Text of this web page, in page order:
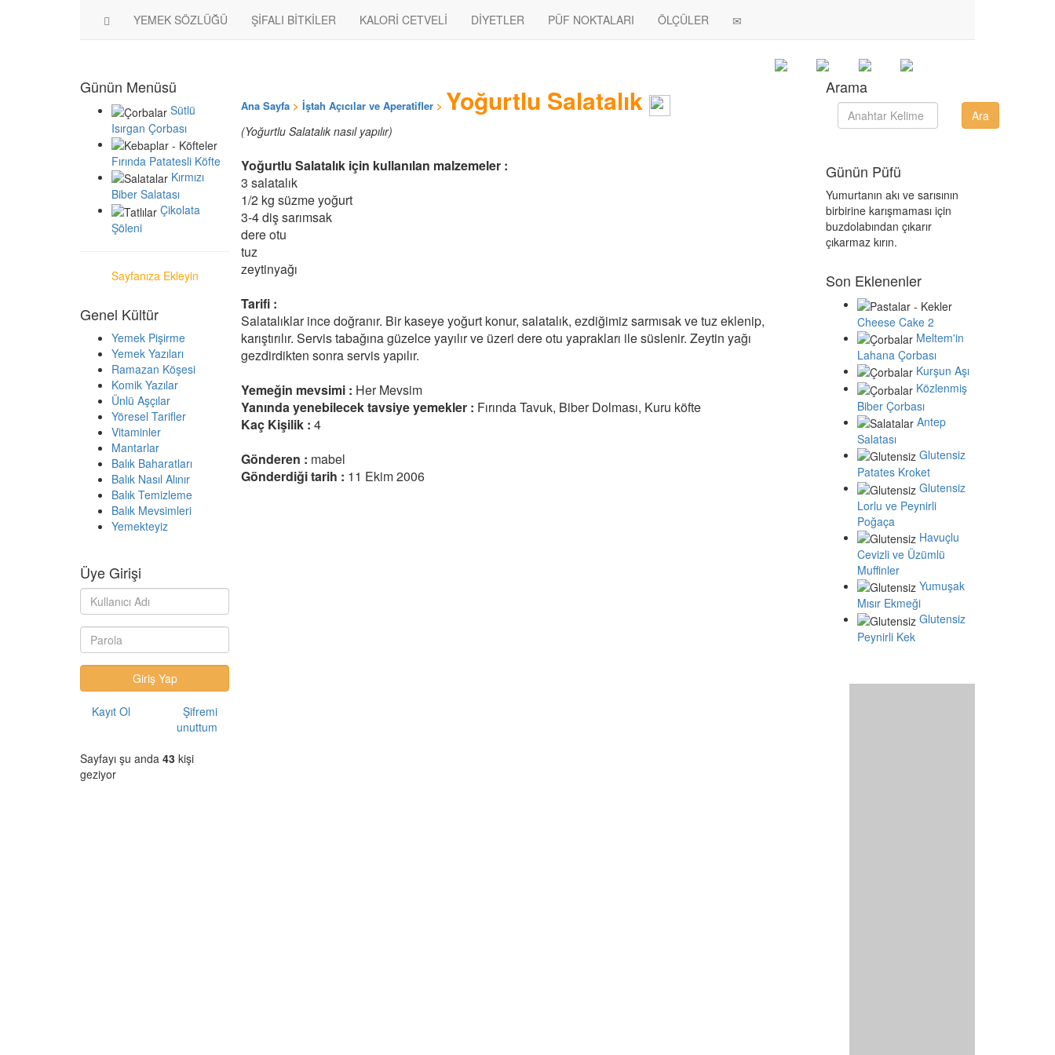
YEMEK SÖZLÜĞÜ ŞİFALI BİTKİLER KALORİ CETVELİ DİYETLER PÜF NOKTALARI ÖLÇÜLER
Ana Sayfa > İştah Açıcılar ve Aperatifler > Yoğurtlu Salatalık
(Yoğurtlu Salatalık nasıl yapılır)
Yoğurtlu Salatalık için kullanılan malzemeler :
3 salatalık
1/2 kg süzme yoğurt
3-4 diş sarımsak
dere otu
tuz
zeytinyağı
Tarifi :
Salatalıklar ince doğranır. Bir kaseye yoğurt konur, salatalık, ezdiğimiz sarmısak ve tuz eklenip,
karıştırılır. Servis tabağına güzelce yayılır ve üzeri dere otu yaprakları ile süslenir. Zeytin yağı
gezdirdikten sonra servis yapılır.
Yemeğin mevsimi : Her Mevsim
Yanında yenebilecek tavsiye yemekler : Fırında Tavuk, Biber Dolması, Kuru köfte
Kaç Kişilik : 4
Gönderen : mabel
Gönderdiği tarih : 11 Ekim 2006
Günün Menüsü
Sütlü
Isırgan Çorbası
Fırında Patatesli Köfte
Kırmızı
Biber Salatası
Çikolata
Şöleni
Sayfanıza Ekleyin
Genel Kültür
Yemek Pişirme
Yemek Yazıları
Ramazan Köşesi
Komik Yazılar
Ünlü Aşçılar
Yöresel Tarifler
Vitaminler
Mantarlar
Balık Baharatları
Balık Nasıl Alınır
Balık Temizleme
Balık Mevsimleri
Yemekteyiz
Üye Girişi
Kayıt Ol
Şifremi
unuttum
Sayfayı şu anda 43 kişi
geziyor
Arama
Günün Püfü
Yumurtanın akı ve sarısının
birbirine karışmaması için
buzdolabından çıkarır
çıkarmaz kırın.
Son Eklenenler
Cheese Cake 2
Meltem'in
Lahana Çorbası
Kurşun Aşı
Közlenmiş
Biber Çorbası
Antep
Salatası
Glutensiz
Patates Kroket
Glutensiz
Lorlu ve Peynirli
Poğaça
Havuçlu
Cevizli ve Üzümlü
Muffinler
Yumuşak
Mısır Ekmeği
Glutensiz
Peynirli Kek